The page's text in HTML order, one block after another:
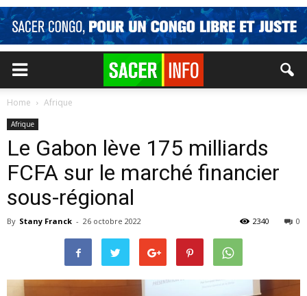
Home Afrique
Afrique
Le Gabon lève 175 milliards
FCFA sur le marché financier
sous-régional
By Stany Franck - 26 octobre 2022 0
2340